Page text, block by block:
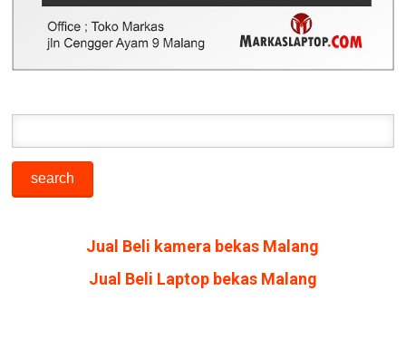
Jual Beli kamera bekas Malang
Jual Beli Laptop bekas Malang